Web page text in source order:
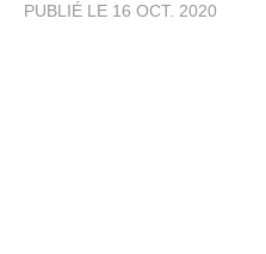
PUBLIÉ LE 16 OCT. 2020